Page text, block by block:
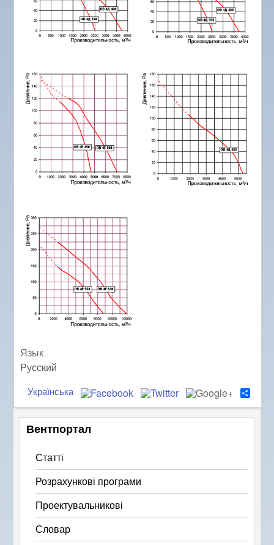
Язык
Русский
S
h
a
r
Українська
Вентпортал
Статті
Розрахункові програми
Проектувальникові
Словар